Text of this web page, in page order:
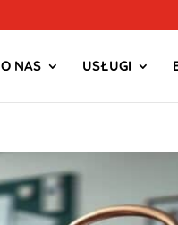
O NAS USŁUGI